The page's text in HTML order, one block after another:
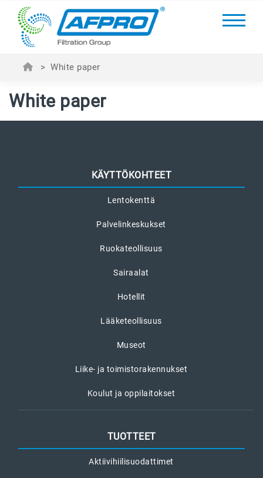
> White paper
White paper
KÄYTTÖKOHTEET
Lentokenttä
Palvelinkeskukset
Ruokateollisuus
Sairaalat
Hotellit
Lääketeollisuus
Museot
Liike- ja toimistorakennukset
Koulut ja oppilaitokset
TUOTTEET
Aktiivihiilisuodattimet